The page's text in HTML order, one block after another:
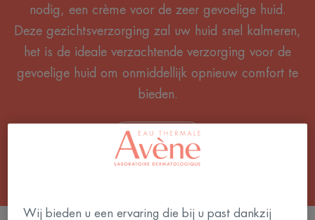
nodig, een crème voor de zeer gevoelige huid.
Deze gezichtsverzorging zal uw huid snel kalmeren,
het is de ideale verzachtende verzorging voor de
gevoelige huid om onmiddellijk opnieuw comfort te
bieden.
Alle Crèmes
Wij bieden u een ervaring die bij u past dankzij